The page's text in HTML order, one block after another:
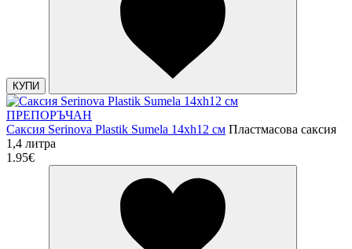
КУПИ
ПРЕПОРЪЧАН
Саксия Serinova Plastik Sumela 14xh12 см Пластмасова саксия
1,4 литра
1.95€